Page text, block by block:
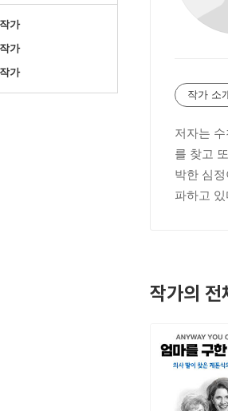
가
가
가
작가 소
저자는
를 찾고
박한 심
파하고
작가의 전